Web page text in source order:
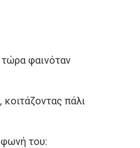
φαινόταν
πάλι
του: